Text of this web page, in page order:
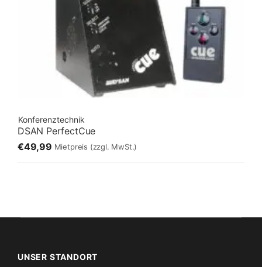
Konferenztechnik
DSAN PerfectCue
€49,99 Mietpreis (zzgl. MwSt.)
UNSER STANDORT